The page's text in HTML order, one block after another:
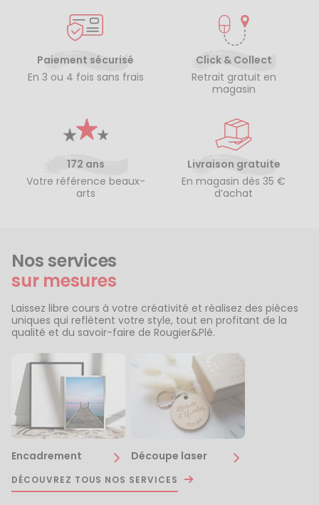
Paiement sécurisé
En 3 ou 4 fois sans frais
Click & Collect
Retrait gratuit en
magasin
172 ans
Votre référence beaux-
arts
Livraison gratuite
En magasin dès 35 €
d’achat
Nos services
sur mesures
Laissez libre cours à votre créativité et réalisez des pièces
uniques qui reflètent votre style, tout en profitant de la
qualité et du savoir-faire de Rougier&Plé.
Encadrement Découpe laser
DÉCOUVREZ TOUS NOS SERVICES